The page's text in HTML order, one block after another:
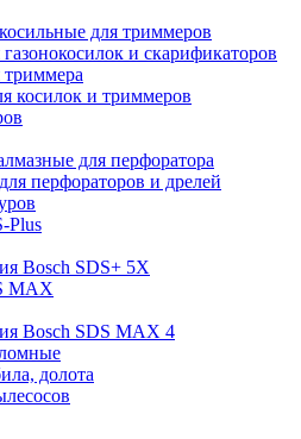
для триммеров
и скарификаторов
триммера
косилок и триммеров
для перфоратора
перфораторов и дрелей
Plus
Bosch SDS+ 5X
MAX
Bosch SDS MAX 4
долота